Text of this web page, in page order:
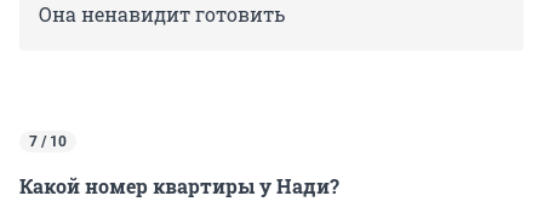
Она ненавидит готовить
7 / 10
Какой номер квартиры у Нади?